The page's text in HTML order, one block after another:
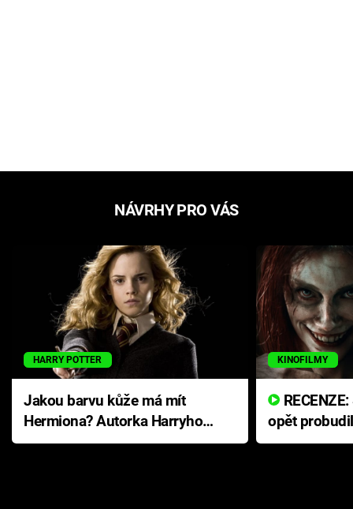
NÁVRHY PRO VÁS
HARRY POTTER
Jakou barvu kůže má mít
Hermiona? Autorka Harryho
Pottera přišla s ráznou
KINOFILMY
opět
přichází s